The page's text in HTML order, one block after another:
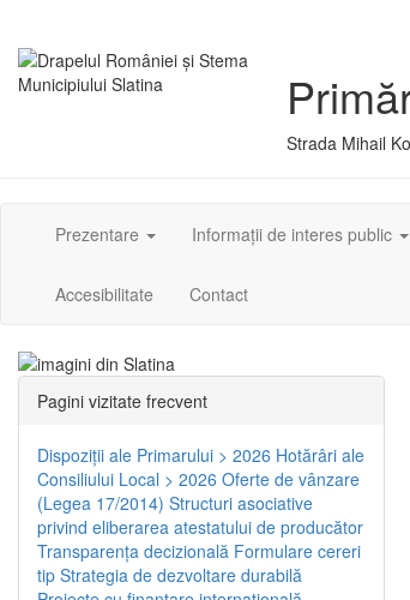
Strada Mihail
Prezentare Informații de interes public
Accesibilitate Contact
Pagini vizitate frecvent
Dispoziţii ale Primarului > 2026 Hotărâri ale
Consiliului Local > 2026 Oferte de vânzare
(Legea 17/2014) Structuri asociative
privind eliberarea atestatului de producător
Transparenţa decizională Formulare cereri
tip Strategia de dezvoltare durabilă